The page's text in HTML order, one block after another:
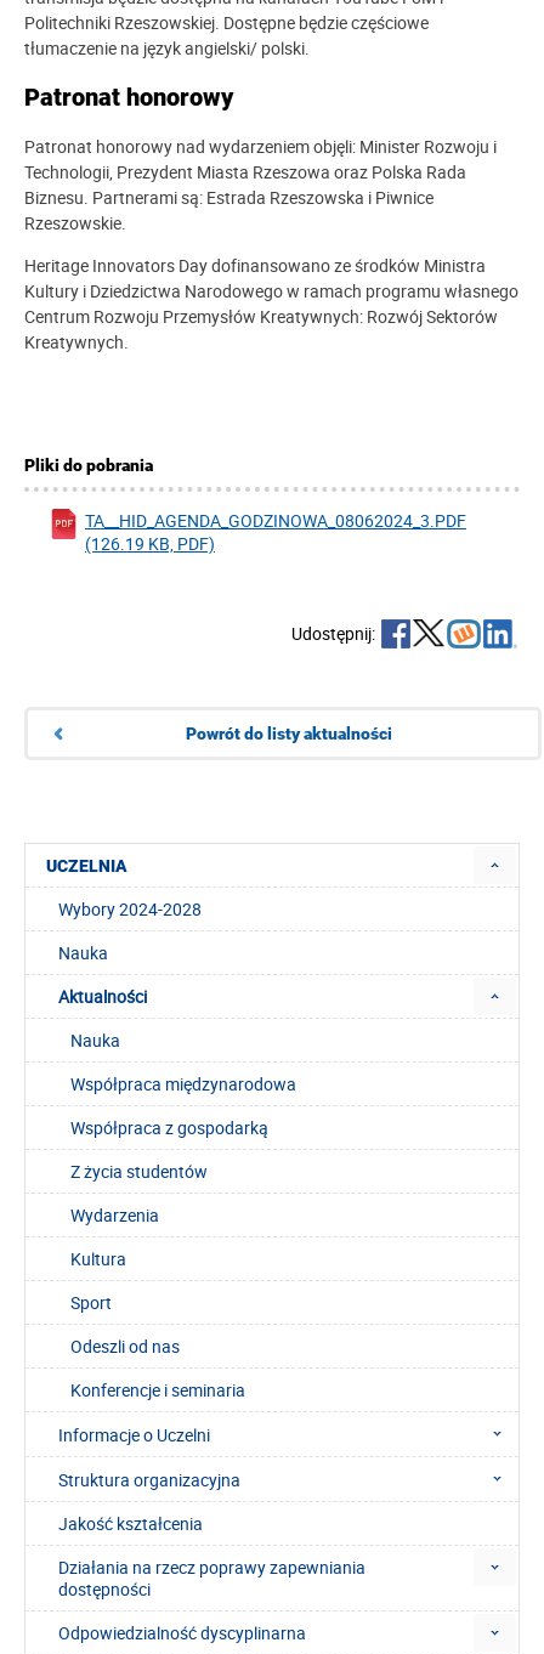
Politechniki Rzeszowskiej. Dostępne będzie częściowe
tłumaczenie na język angielski/ polski.
Patronat honorowy
Patronat honorowy nad wydarzeniem objęli: Minister Rozwoju i
Technologii, Prezydent Miasta Rzeszowa oraz Polska Rada
Biznesu. Partnerami są: Estrada Rzeszowska i Piwnice
Rzeszowskie.
Heritage Innovators Day dofinansowano ze środków Ministra
Kultury i Dziedzictwa Narodowego w ramach programu własnego
Centrum Rozwoju Przemysłów Kreatywnych: Rozwój Sektorów
Kreatywnych.
Pliki do pobrania
TA__HID_AGENDA_GODZINOWA_08062024_3.PDF
(126.19 KB, PDF)
Udostępnij:
Powrót do listy aktualności
UCZELNIA
Wybory 2024-2028
Nauka
Aktualności
Nauka
Współpraca międzynarodowa
Współpraca z gospodarką
Z życia studentów
Wydarzenia
Kultura
Sport
Odeszli od nas
Konferencje i seminaria
Informacje o Uczelni
Struktura organizacyjna
Jakość kształcenia
Działania na rzecz poprawy zapewniania
dostępności
Odpowiedzialność dyscyplinarna